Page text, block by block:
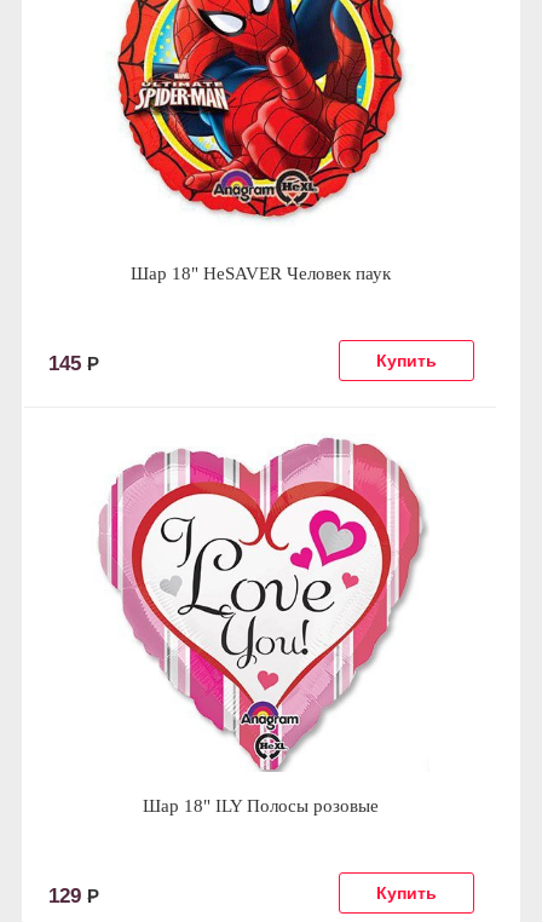
Шар 18" HeSAVER Человек паук
145 Р
Шар 18" ILY Полосы розовые
129 Р